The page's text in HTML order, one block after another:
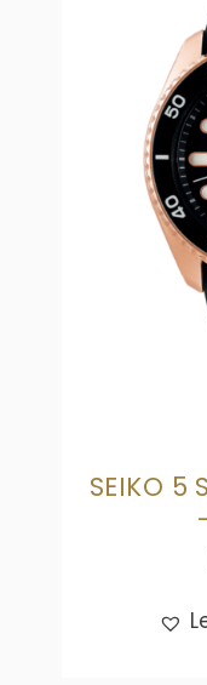
SEIKO 5